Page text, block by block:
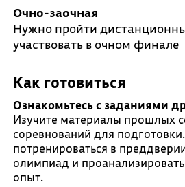
Очно-заочная
Нужно пройти
участвовать в очном финале
Как готовиться
Ознакомьтесь с заданиями
Изучите материалы прошлых
соревнований для
потренироваться в
олимпиад и
опыт.